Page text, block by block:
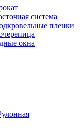
система
пленки
окна